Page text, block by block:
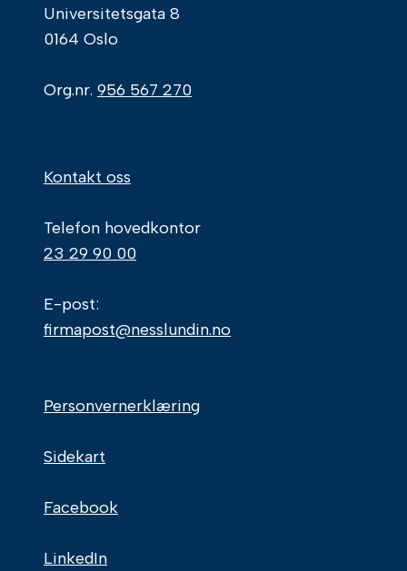
Universitetsgata 8
0164 Oslo
Org.nr. 956 567 270
Kontakt oss
Telefon hovedkontor
23 29 90 00
E-post:
firmapost@nesslundin.no
Personvernerklæring
Sidekart
Facebook
LinkedIn